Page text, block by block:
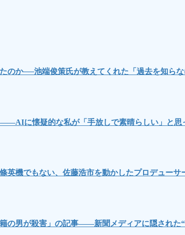
のか──池端俊策氏が教えてくれた「過去を知ら
に懐疑的な私が「手放しで素晴らしい」と
機でもない、佐藤浩市を動かしたプロデューサ
の男が殺害」の記事――新聞メディアに隠された